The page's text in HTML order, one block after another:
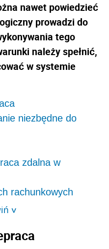
nawet powiedzieć
prowadzi do
tego
należy spełnić,
w systemie
niezbędne do
zdalna w
rachunkowych
>